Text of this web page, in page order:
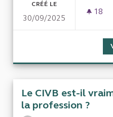
CRÉÉ LE
30/09/2025
18
Le CIVB est-il
la profession ?